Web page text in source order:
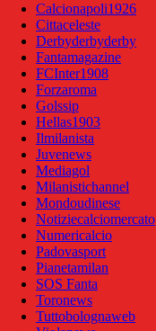
Calcionapoli1926
Cittaceleste
Derbyderbyderby
Fantamagazine
FCInter1908
Forzaroma
Golssip
Hellas1903
Ilmilanista
Juvenews
Mediagol
Milanistichannel
Mondoudinese
Notiziecalciomercato
Numericalcio
Padovasport
Pianetamilan
SOS Fanta
Toronews
Tuttobolognaweb